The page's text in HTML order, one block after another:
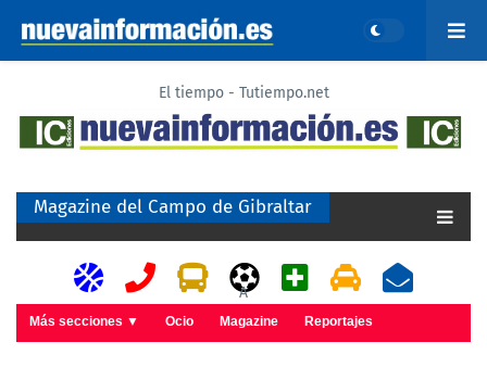
El tiempo - Tutiempo.net
Magazine del Campo de Gibraltar
A
Más secciones ▼ Ocio Magazine Reportajes